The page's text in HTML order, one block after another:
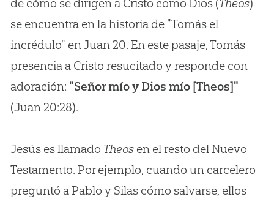
de cómo se dirigen a Cristo como Dios (Theos)
se encuentra en la historia de "Tomás el
incrédulo" en Juan 20. En este pasaje, Tomás
presencia a Cristo resucitado y responde con
adoración: "Señor mío y Dios mío [Theos]"
(Juan 20:28).
Jesús es llamado Theosen el resto del Nuevo
Testamento. Por ejemplo, cuando un carcelero
preguntó a Pablo y Silas cómo salvarse, ellos